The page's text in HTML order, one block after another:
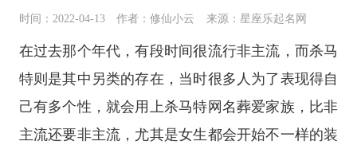
时间：2022-04-13 作者：修仙小云 来源：星座乐起名网
在过去那个年代，有段时间很流行非主流，而杀马
特则是其中另类的存在，当时很多人为了表现得自
己有多个性，就会用上杀马特网名葬爱家族，比非
主流还要非主流，尤其是女生都会开始不一样的装